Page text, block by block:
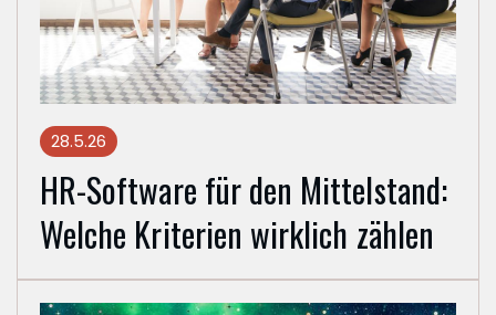
28.5.26
HR-Software für den Mittelstand:
Welche Kriterien wirklich zählen